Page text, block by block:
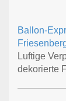
Ballon-
Luftige
dekorierte